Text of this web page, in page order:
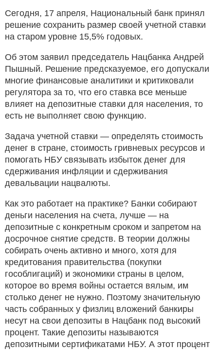
Сегодня, 17 апреля, Национальный банк принял
решение сохранить размер своей учетной ставки
на старом уровне 15,5% годовых.
Об этом заявил председатель Нацбанка Андрей
Пышный. Решение предсказуемое, его допускали
многие финансовые аналитики и критиковали
регулятора за то, что его ставка все меньше
влияет на депозитные ставки для населения, то
есть не выполняет свою функцию.
Задача учетной ставки — определять стоимость
денег в стране, стоимость гривневых ресурсов и
помогать НБУ связывать избыток денег для
сдерживания инфляции и сдерживания
девальвации нацвалюты.
Как это работает на практике? Банки собирают
деньги населения на счета, лучше — на
депозитные с конкретным сроком и запретом на
досрочное снятие средств. В теории должны
собирать очень активно и много, хотя для
кредитования правительства (покупки
гособлигаций) и экономики страны в целом,
которое во время войны остается вялым, им
столько денег не нужно. Поэтому значительную
часть собранных у физлиц вложений банкиры
несут на свои депозиты в Нацбанк под высокий
процент. Такие депозиты называются
депозитными сертификатами НБУ. А этот процент